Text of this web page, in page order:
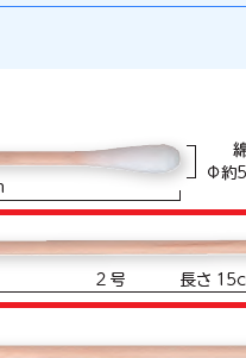
カートへ進む